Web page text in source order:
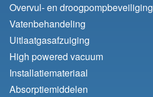
Overvul- en droogpompbeveiliging
Vatenbehandeling
Uitlaatgasafzuiging
High powered vacuum
Installatiemateriaal
Absorptiemiddelen